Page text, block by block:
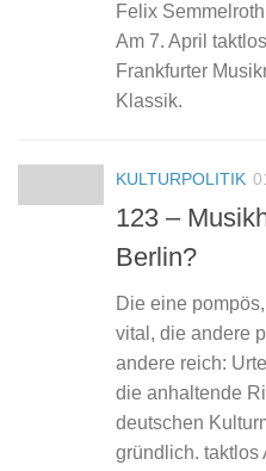
Felix
Am 7. April
Frankfurter
Klassik.
KULTURPOLITIK
123 –
Berlin?
Die eine
vital, die andere
andere reich:
die anhaltende
deutschen
gründlich. taktlos